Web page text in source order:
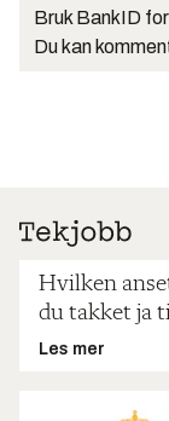
Bruk BankID
Du kan
Hvilken
du takket ja
Les mer